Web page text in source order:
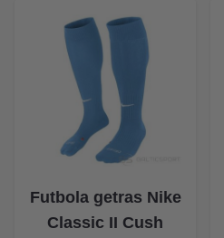
Futbola getras Nike
Classic II Cush